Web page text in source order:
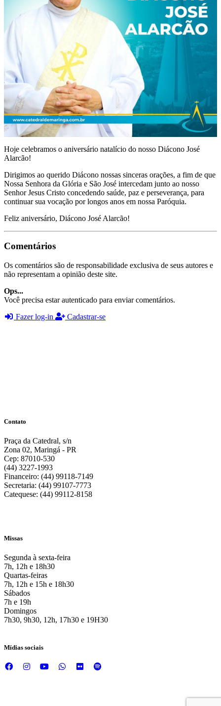
Hoje celebramos o aniversário natalício do nosso Diácono José
Alarcão!
Dirigimos ao querido Diácono nossas sinceras orações, a fim de que
Nossa Senhora da Glória e São José intercedam junto ao nosso
Senhor Jesus Cristo concedendo saúde, paz e perseverança, para
continuar sua vocação por longos anos em nossa Paróquia.
Feliz aniversário, Diácono José Alarcão!
Comentários
Os comentários são de responsabilidade exclusiva de seus autores e
não representam a opinião deste site.
Ops...
Você precisa estar autenticado para enviar comentários.
Fazer log-in
Cadastrar-se
Contato
Praça da Catedral, s/n
Zona 02, Maringá - PR
Cep: 87010-530
(44) 3227-1993
Financeiro: (44) 99118-7149
Secretaria: (44) 99107-7773
Catequese: (44) 99112-8158
Missas
Segunda à sexta-feira
7h, 12h e 18h30
Quartas-feiras
7h, 12h e 15h e 18h30
Sábados
7h e 19h
Domingos
7h30, 9h30, 12h, 17h30 e 19H30
Mídias sociais